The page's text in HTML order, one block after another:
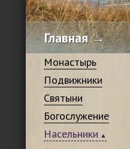
Главная →
Монастырь
Подвижники
Святыни
Богослужение
Насельники